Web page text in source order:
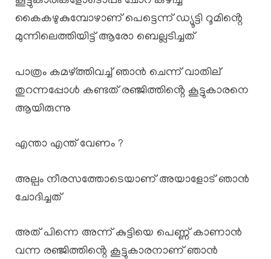
കൈകഴുകുമ്പോഴാണ് പെട്ടെന്ന് ഡ്യൂട്ടി റൂമിൻ്റെ
മുന്നിലെത്തിയിട്ട് ആരോ ബെല്ലടിച്ചത്
പാത്രം കമഴ്ത്തിവച്ച് ഞാൻ ചെന്ന് വാതില്
തുറന്നപ്പോൾ കണ്ടത് രഞ്ജിത്തിൻ്റെ കൂട്ടുകാരനെ
ആയിരുന്നു
എന്താ എന്ത് വേണം ?
അല്പം നീരസത്തോടെയാണ് അയാളോട് ഞാൻ
ചോദിച്ചത്
അത് പിന്നെ അന്ന് കുട്ടിയെ പെണ്ണ് കാണാൻ
വന്ന രഞ്ജിത്തിൻ്റെ കൂട്ടുകാരനാണ് ഞാൻ